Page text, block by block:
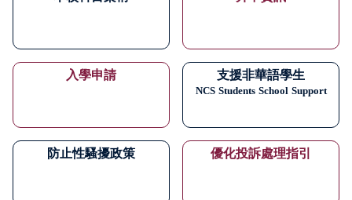
入學申請 支援非華語學生
NCS Students School Support
防止性騷擾政策 優化投訴處理指引